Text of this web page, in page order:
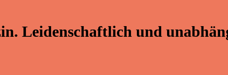
Leidenschaftlich und